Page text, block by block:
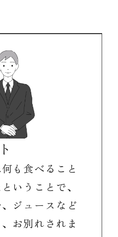
も食べること
いうことで、
ジュースなど
お別れされま